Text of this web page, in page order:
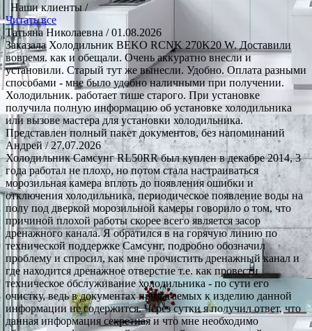
Наши клиенты /
Читать все
Татьяна Николаевна / 01.08.2026
Заказала Холодильник BEKO RCNK 270K20 W. Доставили
вовремя. как и обещали. Очень аккуратно внесли и
установили. Старый тут же вынесли. Удобно. Оплата разными
способами - мне было удобно наличными при получении.
Холодильник. работает тише старого. При установке
получила полную информацию об установке холодильника
или вызове мастера для установки холодильника.
Представлен полный пакет документов, без напоминаний
Андрей/ 27.07.2026
Холодильник Самсунг RL50RR был куплен в декабре 2014, 3
года работал не плохо, но потом стала настраиваться
морозильная камера вплоть до появления ошибки и
отключения холодильника, периодическое появление воды на
полу под дверкой морозильной камеры говорило о том, что
причиной плохой работы скорее всего является засор
дренажного канала. Я обратился в на горячую линию по
технической поддержке Самсунг, подробно обозначил
проблему и спросил, как мне прочистить дренажный канал и
где находится дренажное отверстие т.е. как провести
техническое обслуживание холодильника - по сути его
очистку, ведь в документах прилагаемых к изделию данной
информации не содержится. Через сутки я получил ответ, что
данная информация секретная и что мне необходимо